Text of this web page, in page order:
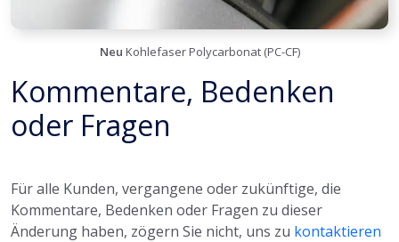
Neu Kohlefaser Polycarbonat (PC-CF)
Kommentare, Bedenken
oder Fragen
Für alle Kunden, vergangene oder zukünftige, die
Kommentare, Bedenken oder Fragen zu dieser
Änderung haben, zögern Sie nicht, uns zu kontaktieren